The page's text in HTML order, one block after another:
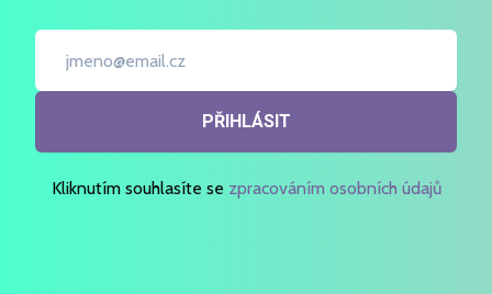
PŘIHLÁSIT
Kliknutím souhlasíte se zpracováním osobních údajů